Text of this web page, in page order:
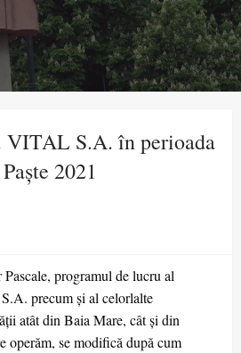
VITAL S.A. în perioada
2021
programul de lucru al
precum și al celorlalte
atât din Baia Mare, cât și din
operăm, se modifică după cum